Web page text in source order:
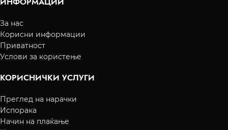
За нас
Корисни информации
Приватност
Услови за користење
КОРИСНИЧКИ УСЛУГИ
Преглед на нарачки
Испорака
Начин на плаќање